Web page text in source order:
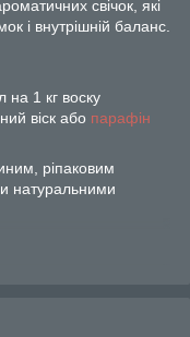
свічок, які
і внутрішній баланс.
на 1 кг воску
віск або парафін
ріпаковим
натуральними